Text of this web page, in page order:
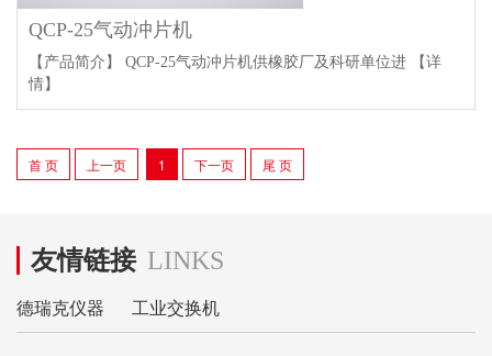
QCP-25气动冲片机
【产品简介】 QCP-25气动冲片机供橡胶厂及科研单位进
【详
情】
首 页 上一页 1 下一页 尾 页
友情链接 LINKS
德瑞克仪器 工业交换机